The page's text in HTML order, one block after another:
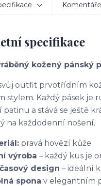
Komentáře
specifikace
kožený pánský
outfit prvotřídním
stylem. Každý pásek je
a stává se ještě
na každodenní nošení.
pravá hovězí kůže
výroba – každý kus je
design – ideální
spona v elegantním